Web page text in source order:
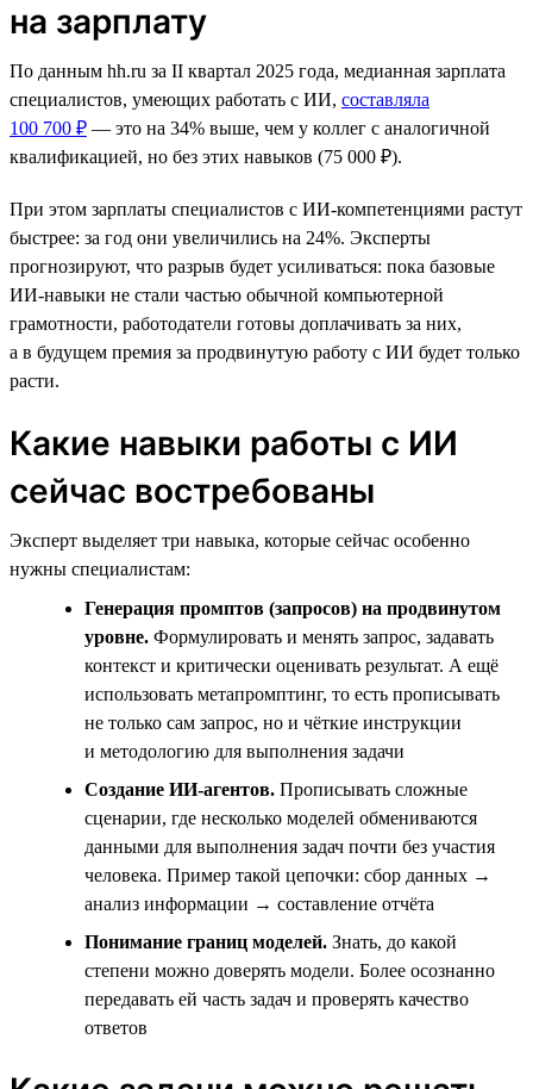
на зарплату
По данным hh.ru за II квартал 2025 года, медианная зарплата
специалистов, умеющих работать с ИИ, составляла
100 700 ₽ — это на 34% выше, чем у коллег с аналогичной
квалификацией, но без этих навыков (75 000 ₽).
При этом зарплаты специалистов с ИИ-компетенциями растут
быстрее: за год они увеличились на 24%. Эксперты
прогнозируют, что разрыв будет усиливаться: пока базовые
ИИ-навыки не стали частью обычной компьютерной
грамотности, работодатели готовы доплачивать за них,
а в будущем премия за продвинутую работу с ИИ будет только
расти.
Какие навыки работы с ИИ
сейчас востребованы
Эксперт выделяет три навыка, которые сейчас особенно
нужны специалистам:
Генерация промптов (запросов) на продвинутом
уровне. Формулировать и менять запрос, задавать
контекст и критически оценивать результат. А ещё
использовать метапромптинг, то есть прописывать
не только сам запрос, но и чёткие инструкции
и методологию для выполнения задачи
Создание ИИ-агентов. Прописывать сложные
сценарии, где несколько моделей обмениваются
данными для выполнения задач почти без участия
человека. Пример такой цепочки: сбор данных →
анализ информации → составление отчёта
Понимание границ моделей. Знать, до какой
степени можно доверять модели. Более осознанно
передавать ей часть задач и проверять качество
ответов